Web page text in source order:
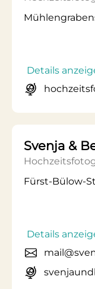
Details
Svenja &
Fürst-Bülow-
Details